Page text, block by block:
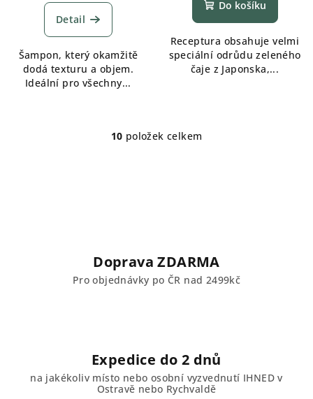
Detail
Šampon, který okamžitě
dodá texturu a objem.
Ideální pro všechny...
z
5
hvězdiček.
Do košíku
Receptura obsahuje velmi
speciální odrůdu zeleného
čaje z Japonska,...
O
í
p
r
ý
p
10 položek celkem
Doprava ZDARMA
Pro objednávky po ČR nad 2499kč
Expedice do 2 dnů
na jakékoliv místo nebo osobní vyzvednutí IHNED v
Ostravě nebo Rychvaldě